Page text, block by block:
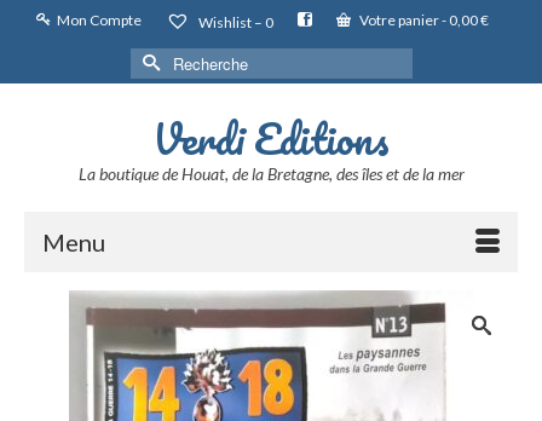
Mon Compte Wishlist – 0 Votre panier- 0,00€
Rechercher :
Verdi Editions
La boutique de Houat, de la Bretagne, des îles et de la mer
Menu